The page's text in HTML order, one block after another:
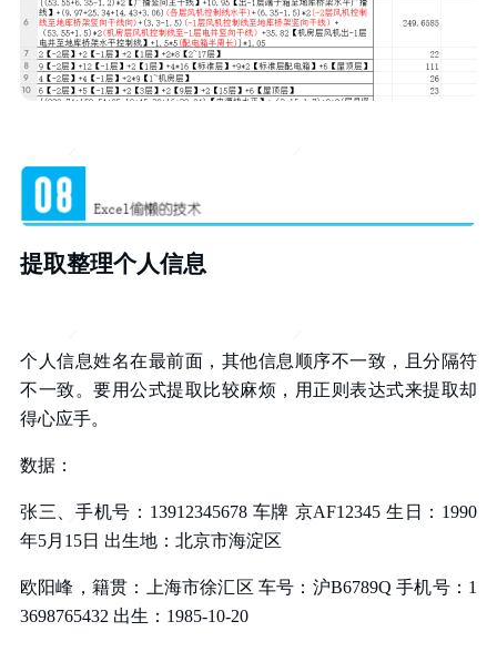
提取整理个人信息
个人信息姓名在最前面，其他信息顺序不一致，且分隔符
不一致。要用公式提取比较麻烦，用正则表达式来提取却
得心应手。
数据：
张三、手机号：13912345678 车牌 京AF12345 生日：1990
年5月15日 出生地：北京市海淀区
欧阳峰，籍贯：上海市徐汇区 车号：沪B6789Q 手机号：1
3698765432 出生：1985-10-20